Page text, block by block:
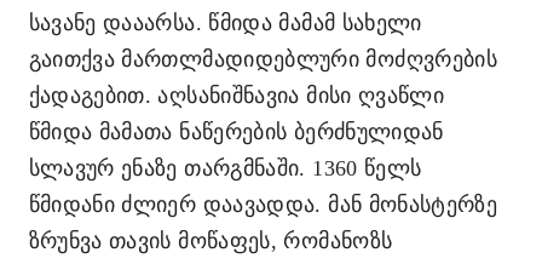
სავანე დააარსა. წმიდა მამამ სახელი
გაითქვა მართლმადიდებლური მოძღვრების
ქადაგებით. აღსანიშნავია მისი ღვაწლი
წმიდა მამათა ნაწერების ბერძნულიდან
სლავურ ენაზე თარგმნაში. 1360 წელს
წმიდანი ძლიერ დაავადდა. მან მონასტერზე
ზრუნვა თავის მოწაფეს, რომანოზს